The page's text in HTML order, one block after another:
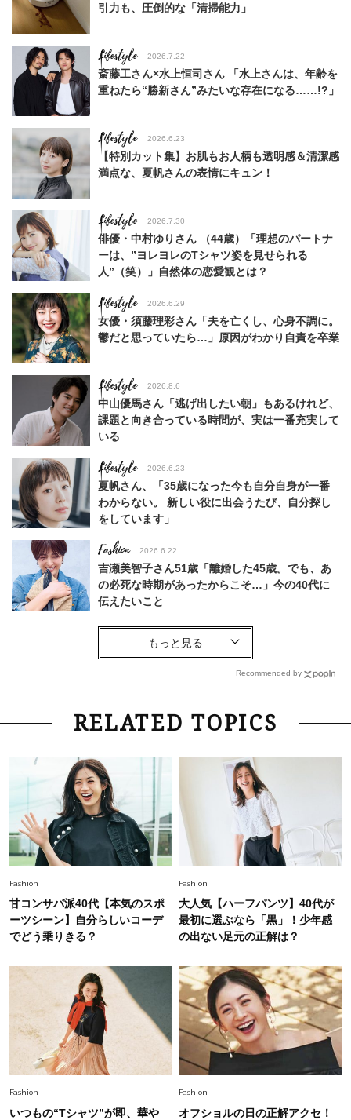
引力も、圧倒的な「清掃能力」
Lifestyle 2026.7.22
斎藤工さん×水上恒司さん 「水上さんは、年齢を
重ねたら“勝新さん”みたいな存在になる……!?」
Lifestyle 2026.6.23
【特別カット集】お肌もお人柄も透明感＆清潔感
満点な、夏帆さんの表情にキュン！
Lifestyle 2026.7.30
俳優・中村ゆりさん （44歳）「理想のパートナ
ーは、”ヨレヨレのTシャツ姿を見せられる
人”（笑）」自然体の恋愛観とは？
Lifestyle 2026.6.29
女優・須藤理彩さん「夫を亡くし、心身不調に。
鬱だと思っていたら…」原因がわかり自責を卒業
Lifestyle 2026.8.6
中山優馬さん「逃げ出したい朝」もあるけれど、
課題と向き合っている時間が、実は一番充実して
いる
Lifestyle 2026.6.23
夏帆さん、「35歳になった今も自分自身が一番
わからない。 新しい役に出会うたび、自分探し
をしています」
Fashion 2026.6.22
吉瀬美智子さん51歳「離婚した45歳。でも、あ
の必死な時期があったからこそ…」今の40代に
伝えたいこと
Fashion
【40代コンサバ派】白Tシャツは「パール×ゴー
Lifestyle 2026.7.29
「お若いですね」は褒め言葉？“若い＝美しい”と
ーレス連載22】
Lifestyle
「人間、役に立たなきゃ生きてちゃいかんか？」
上野千鶴子先生が問い直す“理想の老後”の呪縛
【ジェンダー連載23】
2026.8.6
26年夏の【開運アクション】は”ひと拭き”習
慣！「金運アップ→トイレ、じゃあ底上げ運
Fashion
中村ゆりさん「40代になり、やっと“仕事以外の
幸福感”に目が向いた」ライフスタイルも、服も
Fashion 2026.7.16
白黒でもこんなに華やぐ！40代、夏の「甘めト
ップス×パンツ」コーデ〈3選〉
Recommended by
RELATED TOPICS
Fashion
甘コンサバ派40代【本気のスポ
ーツシーン】自分らしいコーデ
でどう乗りきる？
Fashion
大人気【ハーフパンツ】40代が
最初に選ぶなら「黒」！少年感
の出ない足元の正解は？
Fashion
いつもの“Tシャツ”が即、華や
Fashion
オフショルの日の正解アクセ！